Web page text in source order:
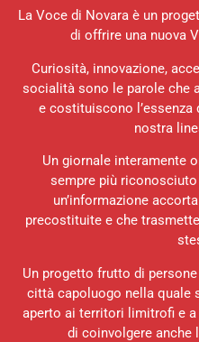
La Voce di Novara è un
di offrire una nuova
Curiosità, innovazione,
socialità sono le parole che
e costituiscono
nostra
Un giornale interamente
sempre più
un’informazione
precostituite e che
Un progetto frutto di
città capoluogo nella quale
aperto ai territori limitrofi e
di coinvolgere anche